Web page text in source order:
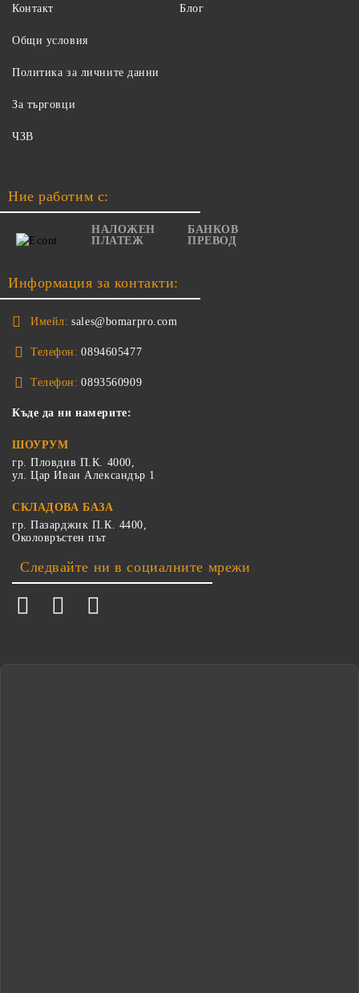
Контакт Блог
Общи условия
Политика за личните данни
За търговци
ЧЗВ
Ние работим с:
НАЛОЖЕН
ПЛАТЕЖ
БАНКОВ
ПРЕВОД
Информация за контакти:
Имейл: sales@bomarpro.com
Телефон: 0894605477
Телефон: 0893560909
Къде да ни намерите:
ШОУРУМ
гр. Пловдив П.К. 4000,
ул. Цар Иван Александър 1
СКЛАДОВА БАЗА
гр. Пазарджик П.К. 4400,
Околовръстен път
Следвайте ни в социалните мрежи